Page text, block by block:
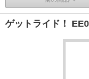
ゲットライド！